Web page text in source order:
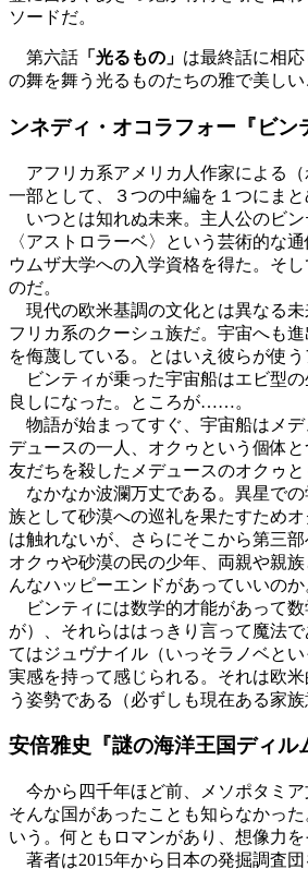
ソードだ。
第六話 「光るもの」 は最終話に相
の舞を舞う光るものたちの雅で美し
ンネディ・オコラフォー『ビ
アフリカ系アメリカ人作家による（
一部として、３つの中編を１つにま
いつとは知れぬ未来。主人公のビン
〈アストロラーベ〉という芸術的な
ウムザ大学への入学資格を得た。そ
のだ。
現代の欧米基調の文化とは異なる未
フリカ系のクーシュ族だ。宇宙へも
を侮蔑している。とはいえ彼らが使
ビンティが乗った宇宙船はエビ型の
良しになった。ところが……。
物語が始まってすぐ、宇宙船はメデ
デュースの一人、オクゥという個体
友だちを殺したメデュースのオクゥ
なかなか波瀾万丈である。異星での
族として砂漠への巡礼を果たすため
は触れないが、さらにそこから第三
オクゥや砂漠の民の少年、両親や親
んなハッピーエンドがあっていいのか
ビンティには数学的才能があって数
が）、それらははっきり言って魔法
てはジュヴナイル（いっそラノベと
実感を持って感じられる。それは欧
う姿勢である（必ずしも現在ある家
安倍雅史『謎の海洋王国ディ
今から四千年ほど前、メソポタミア
そんな国があったことも知らなかっ
いう。何ともロマンがあり、想像力を
著者は2015年から日本の発掘調査